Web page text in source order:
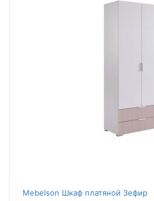
Mebelson Шкаф платяной Зефир